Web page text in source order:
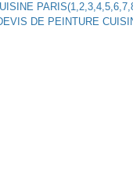
DE PEINTURE